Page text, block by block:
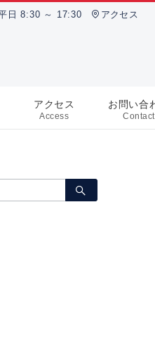
日 8:30 ～ 17:30 アクセス
アクセス
Access
お問い合
Contact